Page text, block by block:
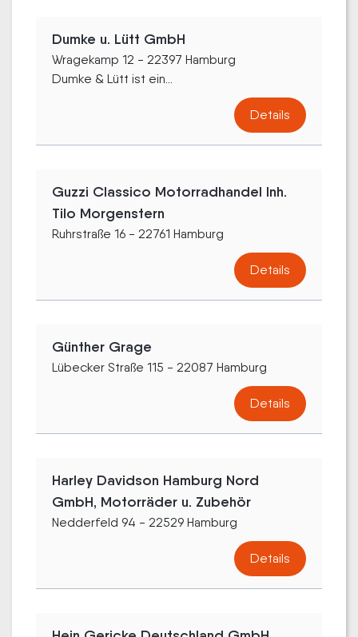
Dumke u. Lütt GmbH
Wragekamp 12 - 22397 Hamburg
Dumke & Lütt ist ein...
Details
Guzzi Classico Motorradhandel Inh.
Tilo Morgenstern
Ruhrstraße 16 - 22761 Hamburg
Details
Günther Grage
Lübecker Straße 115 - 22087 Hamburg
Details
Harley Davidson Hamburg Nord
GmbH, Motorräder u. Zubehör
Nedderfeld 94 - 22529 Hamburg
Details